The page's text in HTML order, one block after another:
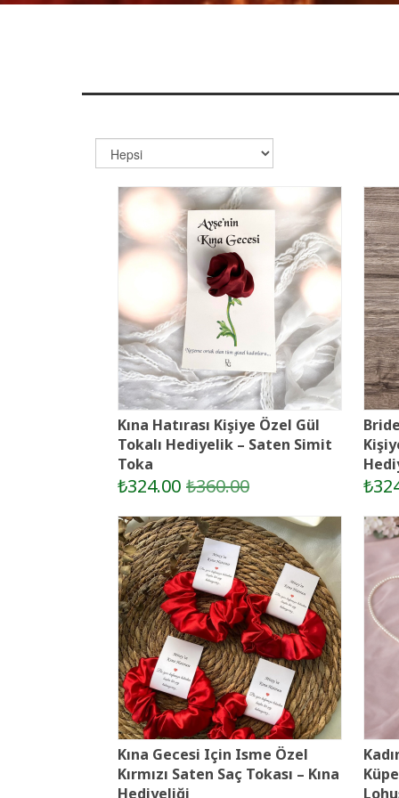
Kına Hatırası Kişiye Özel Gül
Tokalı Hediyelik – Saten Simit
Toka
₺324.00 ₺360.00
Kına Gecesi Için Isme Özel
Kırmızı Saten Saç Tokası – Kına
Hediyeliği